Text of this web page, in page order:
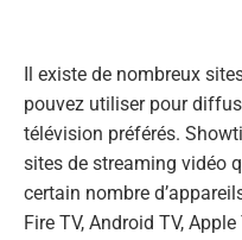
Il existe de nombreux
pouvez utiliser pour
télévision préférés.
sites de streaming vidéo
certain nombre
Fire TV, Android TV,